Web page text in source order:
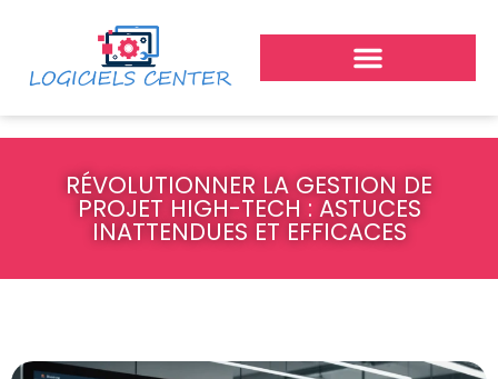
RÉVOLUTIONNER LA GESTION DE
PROJET HIGH-TECH : ASTUCES
INATTENDUES ET EFFICACES